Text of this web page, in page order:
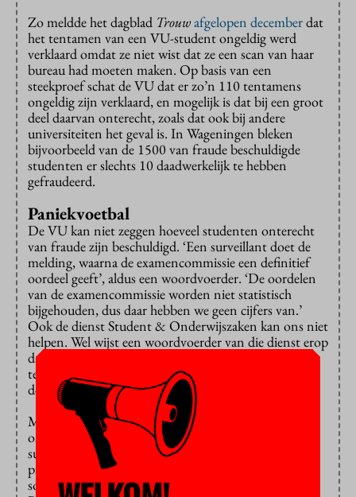
Zo meldde het dagblad Trouwafgelopen decemberdat
het tentamen van een VU-student ongeldig werd
verklaard omdat ze niet wist dat ze een scan van haar
bureau had moeten maken. Op basis van een
steekproef schat de VU dat er zo’n 110 tentamens
ongeldig zijn verklaard, en mogelijk is dat bij een groot
deel daarvan onterecht, zoals dat ook bij andere
universiteiten het geval is. In Wageningen bleken
bijvoorbeeld van de 1500 van fraude beschuldigde
studenten er slechts 10 daadwerkelijk te hebben
gefraudeerd.
Paniekvoetbal
De VU kan niet zeggen hoeveel studenten onterecht
van fraude zijn beschuldigd. ‘Een surveillant doet de
melding, waarna de examencommissie een definitief
oordeel geeft’, aldus een woordvoerder. ‘De oordelen
van de examencommissie worden niet statistisch
bijgehouden, dus daar hebben we geen cijfers van.’
Ook de dienst Student & Onderwijszaken kan ons niet
helpen. Wel wijst een woordvoerder van die dienst erop
dat er ook vóór corona en zonder proctoring altijd
tentamens ongeldig werden verklaard en beoordeeld
door de examencommissie.
Maar Rakić en Van Rossum vinden dat
onvergelijkbaar. “In een tentamenhal reageren
surveillanten direct op wat ze zelf zien, bij online
proctoring moeten docenten zelf reageren op wat de
software als onregelmatigheden aanmerkt”, aldus